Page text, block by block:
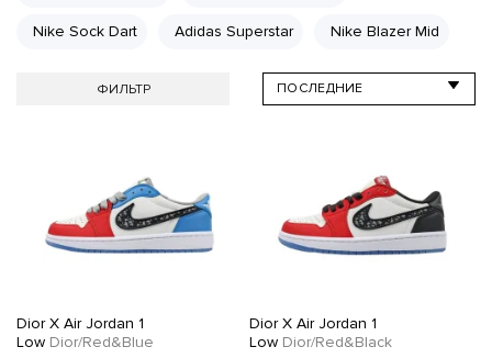
Nike Sock Dart Adidas Superstar Nike Blazer Mid
ФИЛЬТР
Dior X Air Jordan 1
Low Dior/Red&Blue
Dior X Air Jordan 1
LowDior/Red&Black